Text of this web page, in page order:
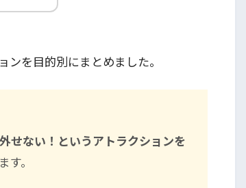
を目的別にまとめました。
せない！というアトラクションを
。